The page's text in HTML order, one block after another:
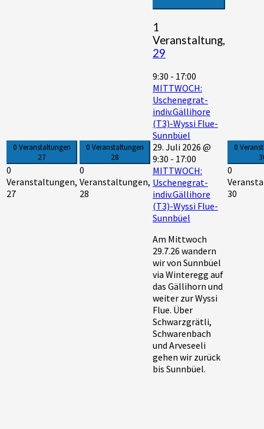
0 Veranstaltungen
27
0
Veranstaltungen,
27
0 Veranstaltungen
28
0
Veranstaltungen,
28
1
Veranstaltung,
29
9:30 - 17:00
MITTWOCH:
Uschenegrat-
indiv.Gällihore
(T3)-Wyssi Flue-
Sunnbüel
29. Juli 2026 @
9:30 - 17:00
MITTWOCH:
Uschenegrat-
indiv.Gällihore
(T3)-Wyssi Flue-
Sunnbüel
Am Mittwoch
29.7.26 wandern
wir von Sunnbüel
via Winteregg auf
das Gällihorn und
weiter zur Wyssi
Flue. Über
Schwarzgrätli,
Schwarenbach
und Arveseeli
gehen wir zurück
bis Sunnbüel.
0
0
30